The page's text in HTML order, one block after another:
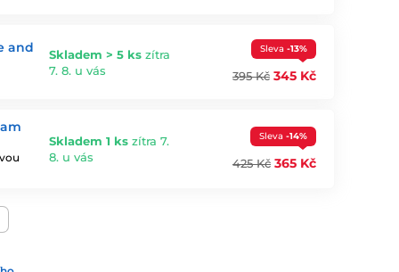
and Skladem > 5 ks zítra
7. 8. u vás
Sleva -13%
395 Kč 345 Kč
Skladem 1 ks zítra 7.
8. u vás
Sleva -14%
425 Kč 365 Kč